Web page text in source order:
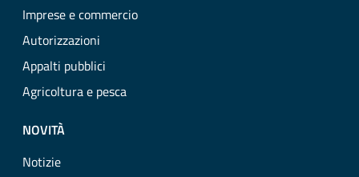
Imprese e commercio
Autorizzazioni
Appalti pubblici
Agricoltura e pesca
NOVITÀ
Notizie